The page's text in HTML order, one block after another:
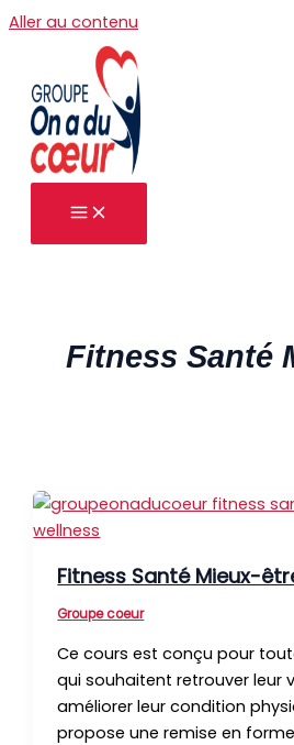
Aller au contenu
Fitness Santé
Fitness Santé Mieux-
Groupe coeur
Ce cours est conçu pour
qui souhaitent retrouver leur
améliorer leur condition
propose une remise en